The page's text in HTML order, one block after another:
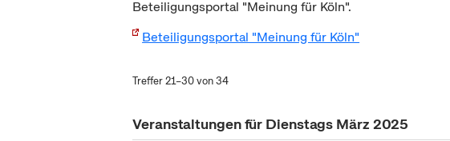
Beteiligungsportal "Meinung für Köln".
Beteiligungsportal "Meinung für Köln"
Treffer 21–30 von 34
Veranstaltungen für Dienstags März 2025